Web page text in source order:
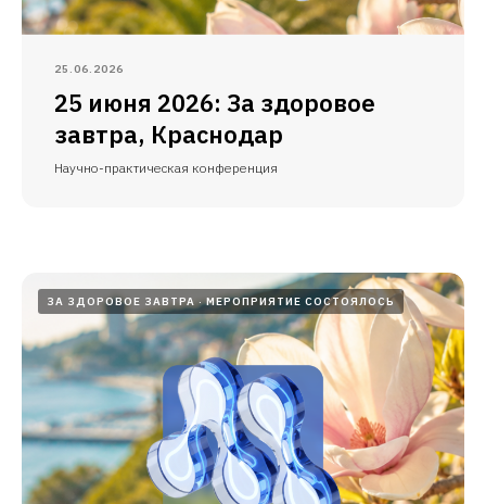
25.06.2026
25 июня 2026: За здоровое
завтра, Краснодар
Научно-практическая конференция
ЗА ЗДОРОВОЕ ЗАВТРА МЕРОПРИЯТИЕ СОСТОЯЛОСЬ